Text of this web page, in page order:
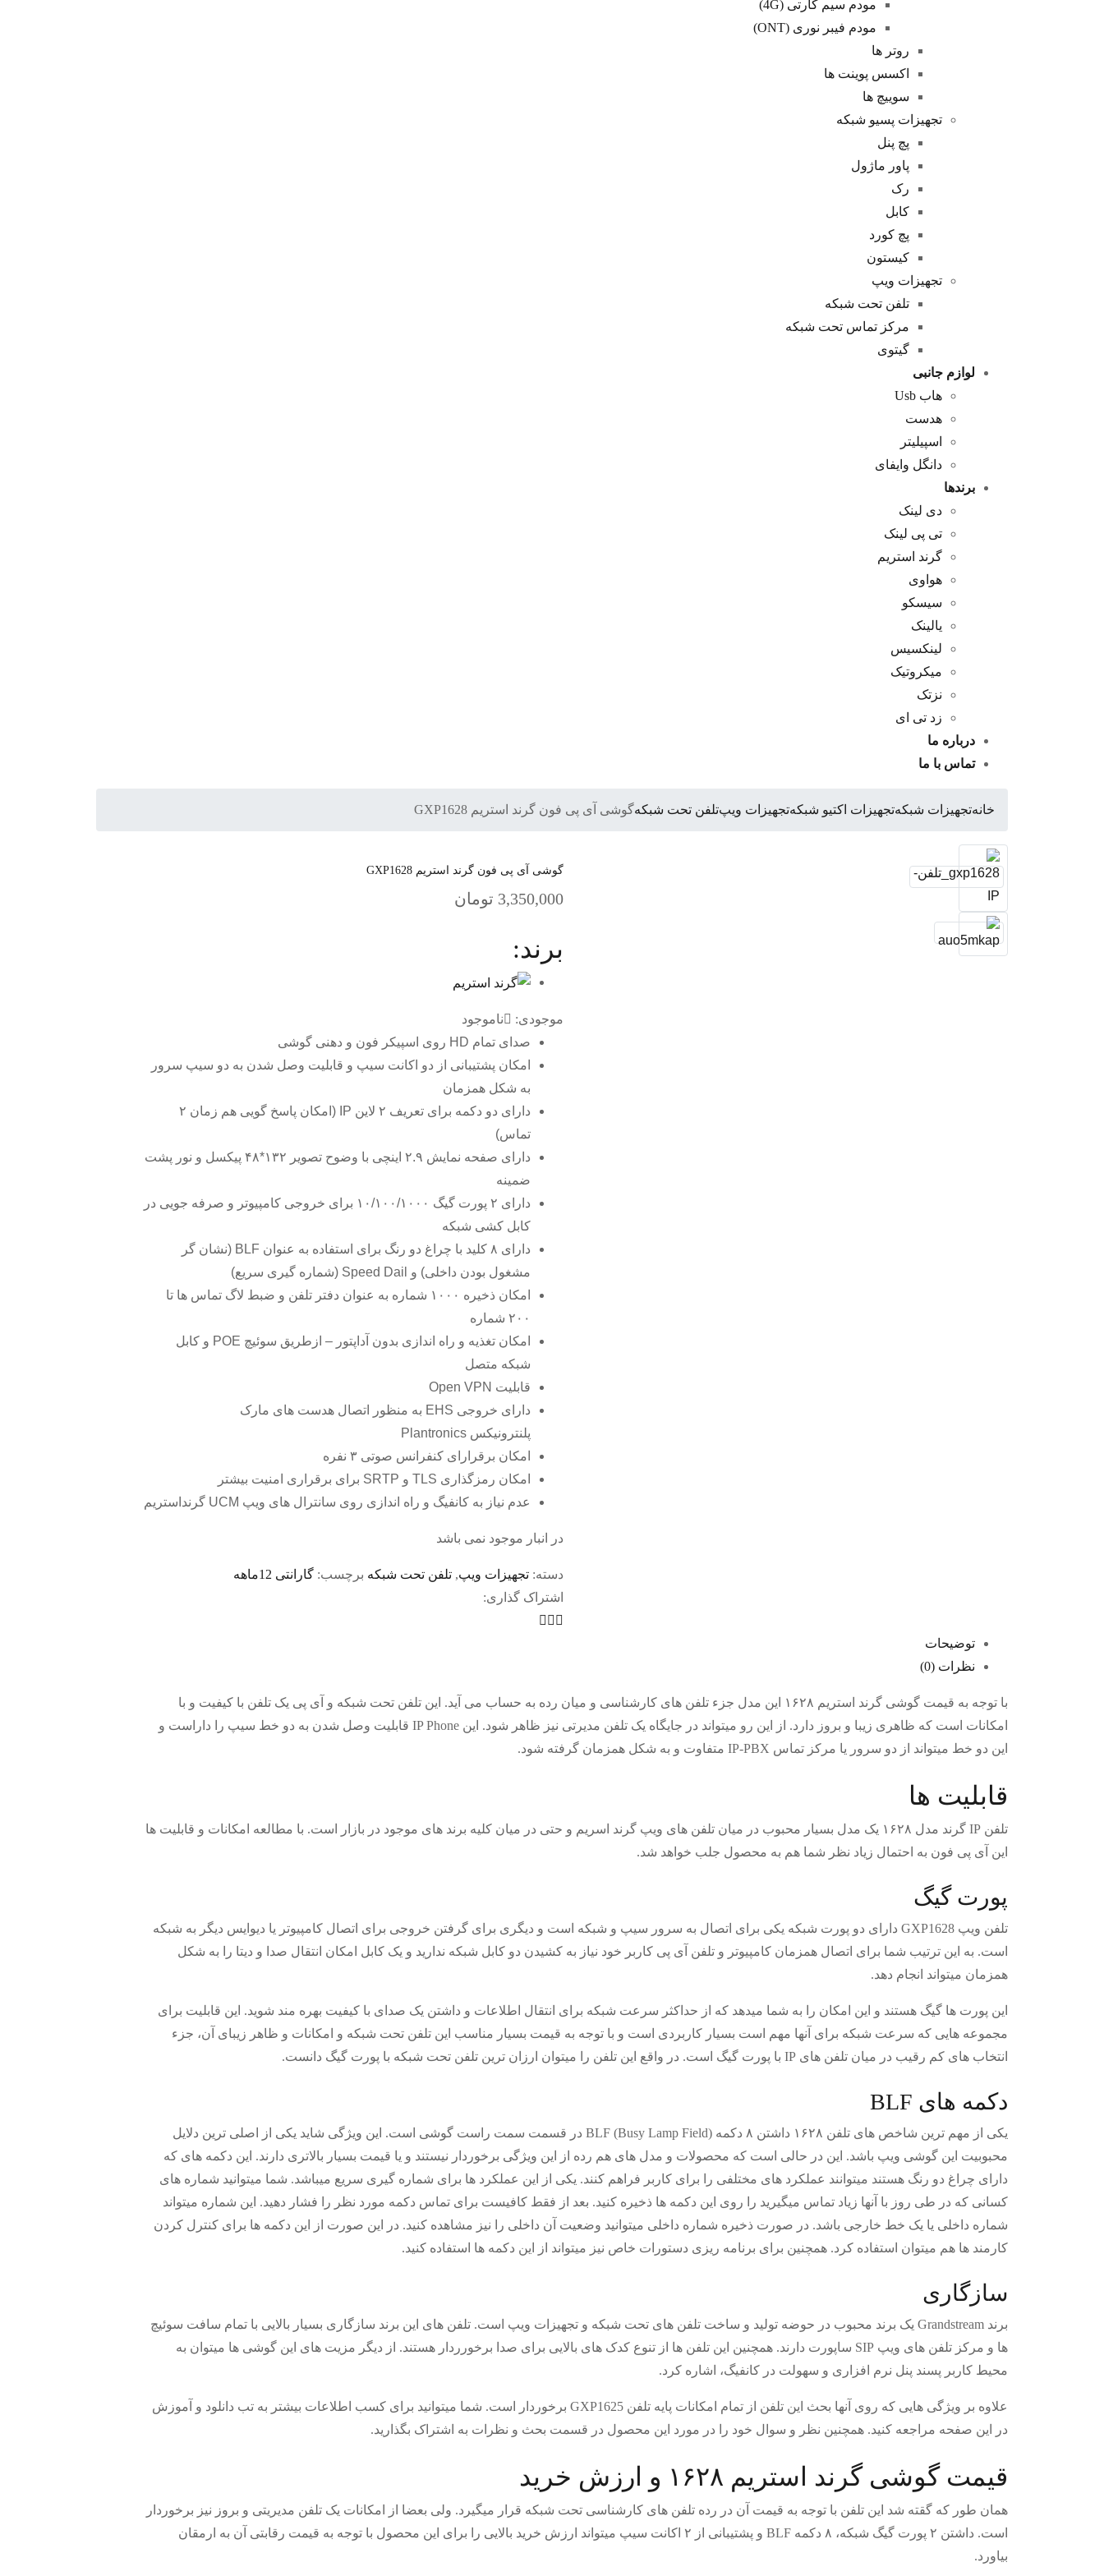
مودم سیم کارتی (4G)
مودم فیبر نوری (ONT)
روتر ها
اکسس پوینت ها
سوییچ ها
تجهیزات پسیو شبکه
پچ پنل
پاور ماژول
رک
کابل
پچ کورد
کیستون
تجهیزات ویپ
تلفن تحت شبکه
مرکز تماس تحت شبکه
گیتوی
لوازم جانبی
هاب Usb
هدست
اسپیلیتر
دانگل وایفای
برندها
دی لینک
تی پی لینک
گرند استریم
هواوی
سیسکو
یالینک
لینکسیس
میکروتیک
نزتک
زد تی ای
درباره ما
تماس با ما
خانهتجهیزات شبکهتجهیزات اکتیو شبکهتجهیزات ویپتلفن تحت شبکهگوشی آی پی فون گرند استریم GXP1628
گوشی آی پی فون گرند استریم GXP1628
3,350,000 تومان
برند:
موجودی:
ناموجود
صدای تمام HD روی اسپیکر فون و دهنی گوشی
امکان پشتیبانی از دو اکانت سیپ و قابلیت وصل شدن به دو سیپ سرور
به شکل همزمان
دارای دو دکمه برای تعریف ۲ لاین IP (امکان پاسخ گویی هم زمان ۲
تماس)
دارای صفحه نمایش ۲.۹ اینچی با وضوح تصویر ۱۳۲*۴۸ پیکسل و نور پشت
ضمینه
دارای ۲ پورت گیگ ۱۰/۱۰۰/۱۰۰۰ برای خروجی کامپیوتر و صرفه جویی در
کابل کشی شبکه
دارای ۸ کلید با چراغ دو رنگ برای استفاده به عنوان BLF (نشان گر
مشغول بودن داخلی) و Speed Dail (شماره گیری سریع)
امکان ذخیره ۱۰۰۰ شماره به عنوان دفتر تلفن و ضبط لاگ تماس ها تا
۲۰۰ شماره
امکان تغذیه و راه اندازی بدون آداپتور – ازطریق سوئیچ POE و کابل
شبکه متصل
قابلیت Open VPN
دارای خروجی EHS به منظور اتصال هدست های مارک
پلنترونیکس Plantronics
امکان برقرارای کنفرانس صوتی ۳ نفره
امکان رمزگذاری TLS و SRTP برای برقراری امنیت بیشتر
عدم نیاز به کانفیگ و راه اندازی روی سانترال های ویپ UCM گرنداستریم
در انبار موجود نمی باشد
دسته:تجهیزات ویپ,تلفن تحت شبکه برچسب:گارانتی 12ماهه
اشتراک گذاری:
توضیحات
نظرات (0)
با توجه به قیمت گوشی گرند استریم ۱۶۲۸ این مدل جزء تلفن های کارشناسی و میان رده به حساب می آید. این تلفن تحت شبکه و آی پی یک تلفن با کیفیت و با
امکانات است که ظاهری زیبا و بروز دارد. از این رو میتواند در جایگاه یک تلفن مدیرتی نیز ظاهر شود. این IP Phone قابلیت وصل شدن به دو خط سیپ را داراست و
این دو خط میتواند از دو سرور یا مرکز تماس IP-PBX متفاوت و به شکل همزمان گرفته شود.
قابلیت ها
تلفن IP گرند مدل ۱۶۲۸ یک مدل بسیار محبوب در میان تلفن های ویپ گرند اسریم و حتی در میان کلیه برند های موجود در بازار است. با مطالعه امکانات و قابلیت ها
این آی پی فون به احتمال زیاد نظر شما هم به محصول جلب خواهد شد.
پورت گیگ
تلفن ویپ GXP1628 دارای دو پورت شبکه یکی برای اتصال به سرور سیپ و شبکه است و دیگری برای گرفتن خروجی برای اتصال کامپیوتر یا دیوایس دیگر به شبکه
است. به این ترتیب شما برای اتصال همزمان کامپیوتر و تلفن آی پی کاربر خود نیاز به کشیدن دو کابل شبکه ندارید و یک کابل امکان انتقال صدا و دیتا را به شکل
همزمان میتواند انجام دهد.
این پورت ها گیگ هستند و این امکان را به شما میدهد که از حداکثر سرعت شبکه برای انتقال اطلاعات و داشتن یک صدای با کیفیت بهره مند شوید. این قابلیت برای
مجموعه هایی که سرعت شبکه برای آنها مهم است بسیار کاربردی است و با توجه به قیمت بسیار مناسب این تلفن تحت شبکه و امکانات و ظاهر زیبای آن، جزء
انتخاب های کم رقیب در میان تلفن های IP با پورت گیگ است. در واقع این تلفن را میتوان ارزان ترین تلفن تحت شبکه با پورت گیگ دانست.
دکمه های BLF
یکی از مهم ترین شاخص های تلفن ۱۶۲۸ داشتن ۸ دکمه BLF (Busy Lamp Field) در قسمت سمت راست گوشی است. این ویژگی شاید یکی از اصلی ترین دلایل
محبوبیت این گوشی ویپ باشد. این در حالی است که محصولات و مدل های هم رده از این ویژگی برخوردار نیستند و یا قیمت بسیار بالاتری دارند. این دکمه های که
دارای چراغ دو رنگ هستند میتوانند عملکرد های مختلفی را برای کاربر فراهم کنند. یکی از این عملکرد ها برای شماره گیری سریع میباشد. شما میتوانید شماره های
کسانی که در طی روز با آنها زیاد تماس میگیرید را روی این دکمه ها ذخیره کنید. بعد از فقط کافیست برای تماس دکمه مورد نظر را فشار دهید. این شماره میتواند
شماره داخلی یا یک خط خارجی باشد. در صورت ذخیره شماره داخلی میتوانید وضعیت آن داخلی را نیز مشاهده کنید. در این صورت از این دکمه ها برای کنترل کردن
کارمند ها هم میتوان استفاده کرد. همچنین برای برنامه ریزی دستورات خاص نیز میتواند از این دکمه ها استفاده کنید.
سازگاری
برند Grandstream یک برند محبوب در حوضه تولید و ساخت تلفن های تحت شبکه و تجهیزات ویپ است. تلفن های این برند سازگاری بسیار بالایی با تمام سافت سوئیچ
ها و مرکز تلفن های ویپ SIP ساپورت دارند. همچنین این تلفن ها از تنوع کدک های بالایی برای صدا برخورردار هستند. از دیگر مزیت های این گوشی ها میتوان به
محیط کاربر پسند پنل نرم افزاری و سهولت در کانفیگ، اشاره کرد.
علاوه بر ویژگی هایی که روی آنها بحث این تلفن از تمام امکانات پایه تلفن GXP1625 برخوردار است. شما میتوانید برای کسب اطلاعات بیشتر به تب دانلود و آموزش
در این صفحه مراجعه کنید. همچنین نظر و سوال خود را در مورد این محصول در قسمت بحث و نظرات به اشتراک بگذارید.
قیمت گوشی گرند استریم ۱۶۲۸ و ارزش خرید
همان طور که گقته شد این تلفن با توجه به قیمت آن در رده تلفن های کارشناسی تحت شبکه قرار میگیرد. ولی بعضا از امکانات یک تلفن مدیریتی و بروز نیز برخوردار
است. داشتن ۲ پورت گیگ شبکه، ۸ دکمه BLF و پشتیبانی از ۲ اکانت سیپ میتواند ارزش خرید بالایی را برای این محصول با توجه به قیمت رقابتی آن به ارمقان
بیاورد.